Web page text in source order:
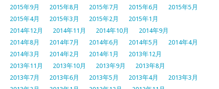
2015年9月
2015年8月 2015年7月 2015年6月
2015年5月
2015年4月
2015年3月 2015年2月
2015年1月
2014年12月
2014年11月 2014年10月
2014年9月
2014年8月
2014年7月 2014年6月 2014年5月
2014年4月
2014年3月
2014年2月 2014年1月
2013年12月
2013年11月
2013年10月 2013年9月
2013年8月
2013年7月
2013年6月 2013年5月 2013年4月
2013年3月